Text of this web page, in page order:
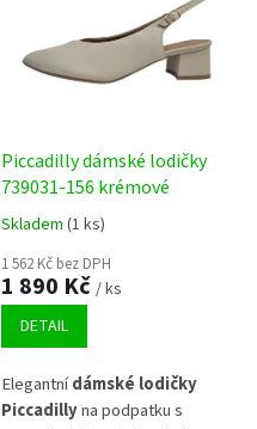
Piccadilly dámské lodičky
739031-156 krémové
Skladem (1 ks)
1 562 Kč bez DPH
1 890 Kč / ks
DETAIL
Elegantnídámské lodičky
Piccadillyna podpatku s